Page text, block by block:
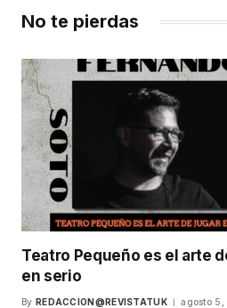
No te pierdas
Teatro Pequeño es el arte
en serio
By REDACCION@REVISTATUK agosto 5,